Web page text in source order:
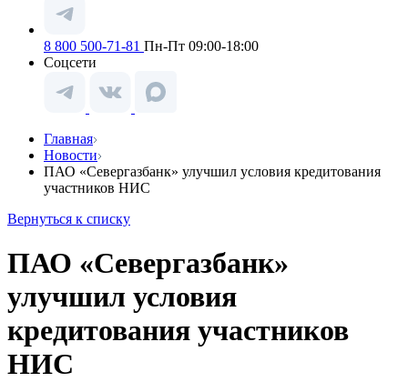
8 800 500-71-81 Пн-Пт 09:00-18:00
Соцсети
Главная
Новости
ПАО «Севергазбанк» улучшил условия кредитования
участников НИС
Вернуться к списку
ПАО «Севергазбанк»
улучшил условия
кредитования участников
НИС